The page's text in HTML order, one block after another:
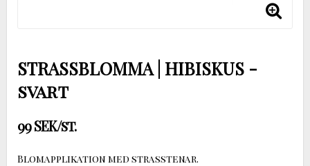
STRASSBLOMMA | HIBISKUS -
svart
99 SEK/st.
Blomapplikation med strasstenar.